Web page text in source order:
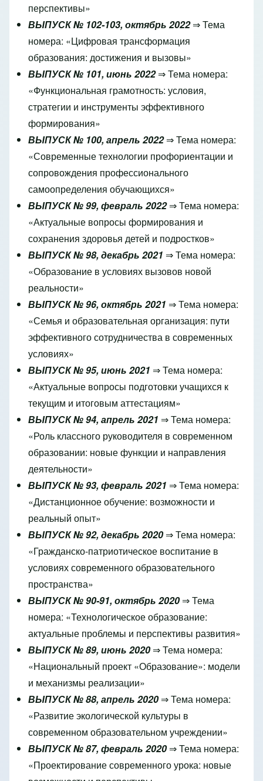
перспективы»
ВЫПУСК № 102-103, октябрь 2022⇒ Тема
номера: «Цифровая трансформация
образования: достижения и вызовы»
ВЫПУСК № 101, июнь 2022 ⇒Тема номера:
«Функциональная грамотность: условия,
стратегии и инструменты эффективного
формирования»
ВЫПУСК № 100, апрель 2022⇒ Тема номера:
«Современные технологии профориентации и
сопровождения профессионального
самоопределения обучающихся»
ВЫПУСК № 99, февраль 2022⇒ Тема номера:
«Актуальные вопросы формирования и
сохранения здоровья детей и подростков»
ВЫПУСК № 98, декабрь 2021 ⇒ Тема номера:
«Образование в условиях вызовов новой
реальности»
ВЫПУСК № 96, октябрь 2021 ⇒ Тема номера:
«Семья и образовательная организация: пути
эффективного сотрудничества в современных
условиях»
ВЫПУСК № 95, июнь 2021 ⇒ Тема номера:
«Актуальные вопросы подготовки учащихся к
текущим и итоговым аттестациям»
ВЫПУСК № 94, апрель 2021 ⇒Тема номера:
«Роль классного руководителя в современном
образовании: новые функции и направления
деятельности»
ВЫПУСК № 93, февраль 2021 ⇒Тема номера:
«Дистанционное обучение: возможности и
реальный опыт»
ВЫПУСК № 92, декабрь 2020⇒ Тема номера:
«Гражданско-патриотическое воспитание в
условиях современного образовательного
пространства»
ВЫПУСК № 90-91, октябрь 2020⇒ Тема
номера: «Технологическое образование:
актуальные проблемы и перспективы развития»
ВЫПУСК № 89, июнь 2020⇒ Тема номера:
«Национальный проект «Образование»: модели
и механизмы реализации»
ВЫПУСК № 88, апрель 2020⇒ Тема номера:
«Развитие экологической культуры в
современном образовательном учреждении»
ВЫПУСК № 87, февраль 2020⇒ Тема номера:
«Проектирование современного урока: новые